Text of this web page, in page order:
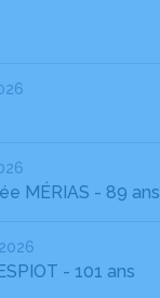
MÉRIAS - 89 ans
- 101 ans